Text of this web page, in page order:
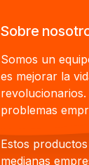
Sobre
Somos un
es mejorar la
problemas
Estos
medianas